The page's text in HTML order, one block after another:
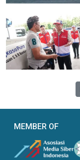
MEMBER OF